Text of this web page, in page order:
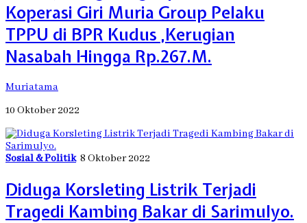
Koperasi Giri Muria Group Pelaku
TPPU di BPR Kudus ,Kerugian
Nasabah Hingga Rp.267.M.
Muriatama
10 Oktober 2022
Sosial & Politik 8 Oktober 2022
Diduga Korsleting Listrik Terjadi
Tragedi Kambing Bakar di Sarimulyo.